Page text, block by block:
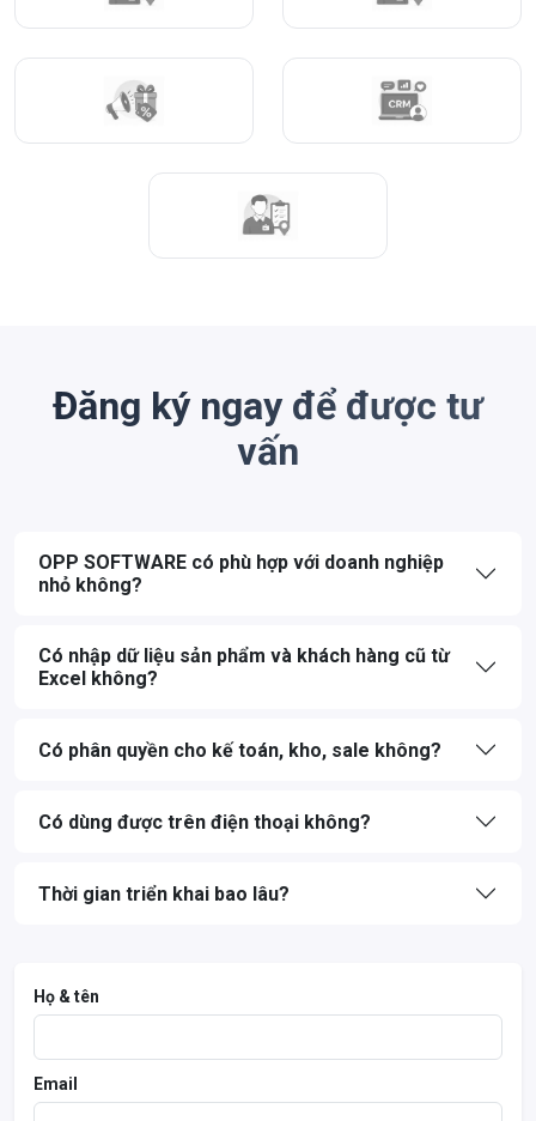
Đăng ký ngay để được tư
vấn
OPP SOFTWARE có phù hợp với doanh nghiệp
nhỏ không?
Có nhập dữ liệu sản phẩm và khách hàng cũ từ
Excel không?
Có phân quyền cho kế toán, kho, sale không?
Có dùng được trên điện thoại không?
Thời gian triển khai bao lâu?
Họ & tên
Email